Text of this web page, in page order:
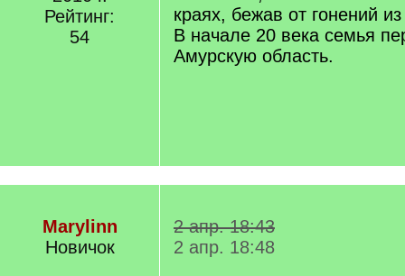
Рейтинг:
54
краях, бежав от гонений
В начале 20 века семья
Амурскую область.
Marylinn
Новичок
2 апр. 18:43
2 апр. 18:48